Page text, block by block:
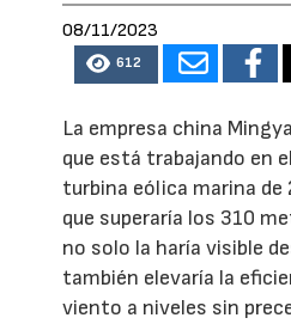
08/11/2023
612
La empresa china
que está trabajando en
turbina eólica marina
que superaría los 310
no solo la haría visible
también elevaría la
viento a niveles sin